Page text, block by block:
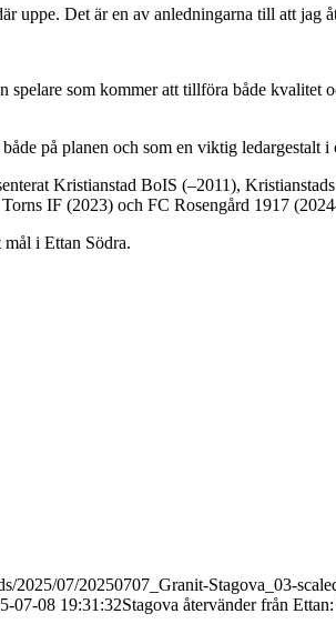
uppe. Det är en av anledningarna till att
spelare som kommer att tillföra både
på planen och som en viktig ledargestalt
Kristianstad BoIS (–2011),
IF (2023) och FC Rosengård 1917
i Ettan Södra.
2025/07/20250707_Granit-Stagova_03-
07-08 19:31:32Stagova återvänder från